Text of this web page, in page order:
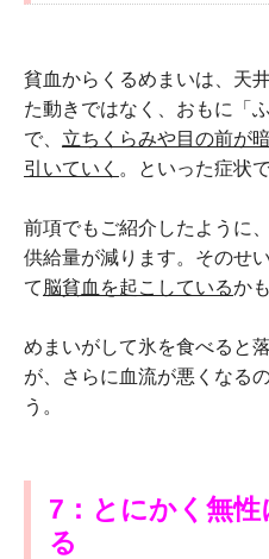
貧血からくるめまいは、天
た動きではなく、おもに「
で、 立ちくらみや目の前が
引いていく 。といった症状で
前項でもご紹介したように
供給量が減ります。そのせ
て 脳貧血を起こしているか
めまいがして氷を食べると
が、さらに血流が悪くなる
う。
7：とにかく無
る